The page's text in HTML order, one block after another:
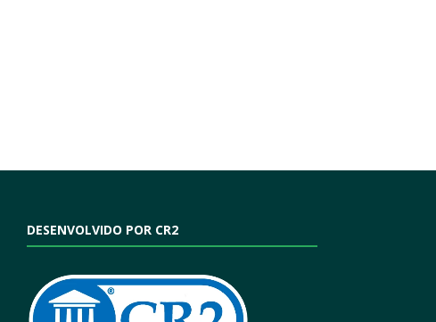
DESENVOLVIDO POR CR2